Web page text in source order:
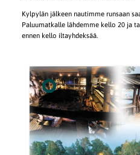
Kylpylän jälkeen nautimme runsaan
Paluumatkalle lähdemme kello 20 ja
ennen kello iltayhdeksää.